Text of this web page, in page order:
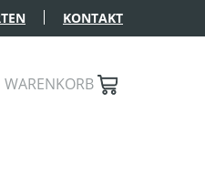
KONTAKT
WARENKORB